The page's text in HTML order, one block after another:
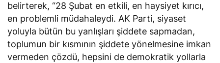
belirterek, “28 Şubat en etkili, en haysiyet kırıcı,
en problemli müdahaleydi. AK Parti, siyaset
yoluyla bütün bu yanlışları şiddete sapmadan,
toplumun bir kısmının şiddete yönelmesine imkan
vermeden çözdü, hepsini de demokratik yollarla